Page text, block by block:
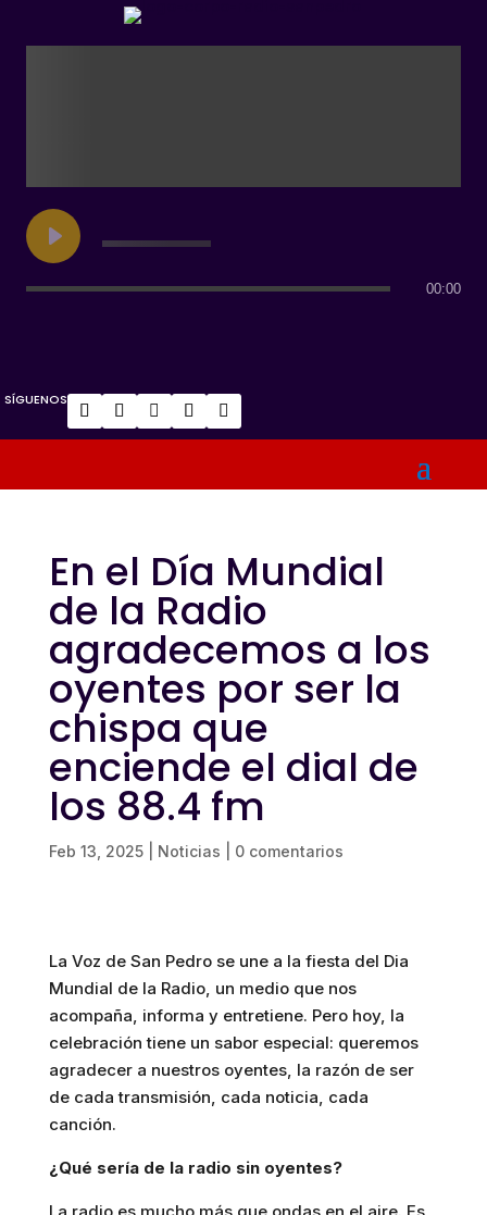
00:00
SÍGUENOS
En el Día Mundial
de la Radio
agradecemos a los
oyentes por ser la
chispa que
enciende el dial de
los 88.4 fm
Feb 13, 2025| Noticias 0 comentarios
La Voz de San Pedro se une a la fiesta del Dia
Mundial de la Radio, un medio que nos
acompaña, informa y entretiene. Pero hoy, la
celebración tiene un sabor especial: queremos
agradecer a nuestros oyentes, la razón de ser
de cada transmisión, cada noticia, cada
canción.
¿Qué sería de la radio sin oyentes?